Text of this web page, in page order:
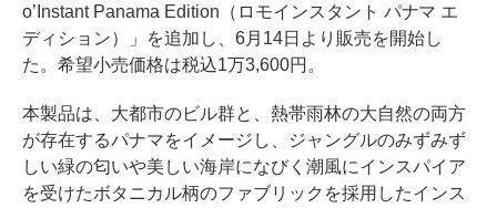
o’Instant Panama Edition（ロモインスタント パナマ エ
ディション）」を追加し、6月14日より販売を開始し
た。希望小売価格は税込1万3,600円。
本製品は、大都市のビル群と、熱帯雨林の大自然の両方
が存在するパナマをイメージし、ジャングルのみずみず
しい緑の匂いや美しい海岸になびく潮風にインスパイア
を受けたボタニカル柄のファブリックを採用したインス